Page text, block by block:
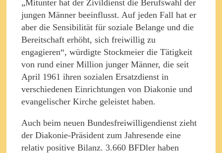
„Mitunter hat der Zivildienst die Berufswahl der
jungen Männer beeinflusst. Auf jeden Fall hat er
aber die Sensibilität für soziale Belange und die
Bereitschaft erhöht, sich freiwillig zu
engagieren“, würdigte Stockmeier die Tätigkeit
von rund einer Million junger Männer, die seit
April 1961 ihren sozialen Ersatzdienst in
verschiedenen Einrichtungen von Diakonie und
evangelischer Kirche geleistet haben.
Auch beim neuen Bundesfreiwilligendienst zieht
der Diakonie-Präsident zum Jahresende eine
relativ positive Bilanz. 3.660 BFDler haben